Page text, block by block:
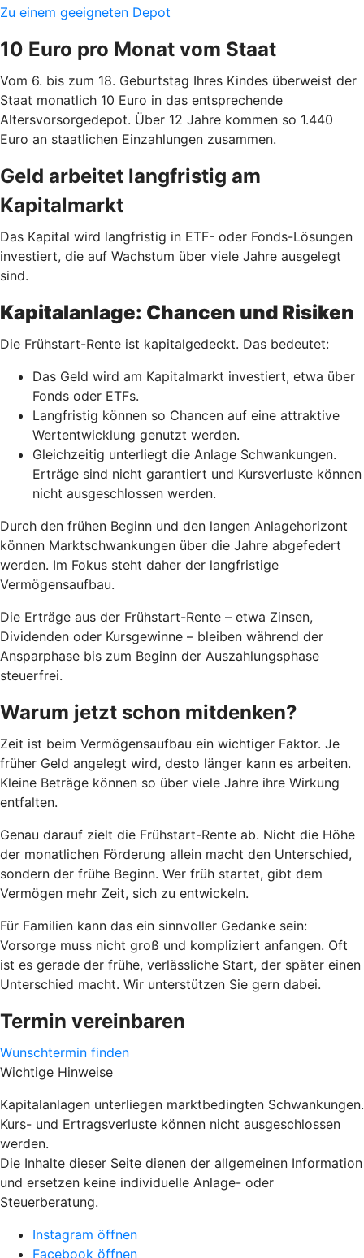
Zu einem geeigneten Depot
10 Euro pro Monat vom Staat
Vom 6. bis zum 18. Geburtstag Ihres Kindes überweist der
Staat monatlich 10 Euro in das entsprechende
Altersvorsorgedepot. Über 12 Jahre kommen so 1.440
Euro an staatlichen Einzahlungen zusammen.
Geld arbeitet langfristig am
Kapitalmarkt
Das Kapital wird langfristig in ETF- oder Fonds-Lösungen
investiert, die auf Wachstum über viele Jahre ausgelegt
sind.
Kapitalanlage: Chancen und Risiken
Die Frühstart-Rente ist kapitalgedeckt. Das bedeutet:
Das Geld wird am Kapitalmarkt investiert, etwa über
Fonds oder ETFs.
Langfristig können so Chancen auf eine attraktive
Wertentwicklung genutzt werden.
Gleichzeitig unterliegt die Anlage Schwankungen.
Erträge sind nicht garantiert und Kursverluste können
nicht ausgeschlossen werden.
Durch den frühen Beginn und den langen Anlagehorizont
können Marktschwankungen über die Jahre abgefedert
werden. Im Fokus steht daher der langfristige
Vermögensaufbau.
Die Erträge aus der Frühstart-Rente – etwa Zinsen,
Dividenden oder Kursgewinne – bleiben während der
Ansparphase bis zum Beginn der Auszahlungsphase
steuerfrei.
Warum jetzt schon mitdenken?
Zeit ist beim Vermögensaufbau ein wichtiger Faktor. Je
früher Geld angelegt wird, desto länger kann es arbeiten.
Kleine Beträge können so über viele Jahre ihre Wirkung
entfalten.
Genau darauf zielt die Frühstart-Rente ab. Nicht die Höhe
der monatlichen Förderung allein macht den Unterschied,
sondern der frühe Beginn. Wer früh startet, gibt dem
Vermögen mehr Zeit, sich zu entwickeln.
Für Familien kann das ein sinnvoller Gedanke sein:
Vorsorge muss nicht groß und kompliziert anfangen. Oft
ist es gerade der frühe, verlässliche Start, der später einen
Unterschied macht. Wir unterstützen Sie gern dabei.
Termin vereinbaren
Wunschtermin finden
Wichtige Hinweise
Kapitalanlagen unterliegen marktbedingten Schwankungen.
Kurs- und Ertragsverluste können nicht ausgeschlossen
werden.
Die Inhalte dieser Seite dienen der allgemeinen Information
und ersetzen keine individuelle Anlage- oder
Steuerberatung.
Instagram öffnen
Facebook öffnen